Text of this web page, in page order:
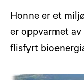
Honne er et
er oppvarmet
flisfyrt